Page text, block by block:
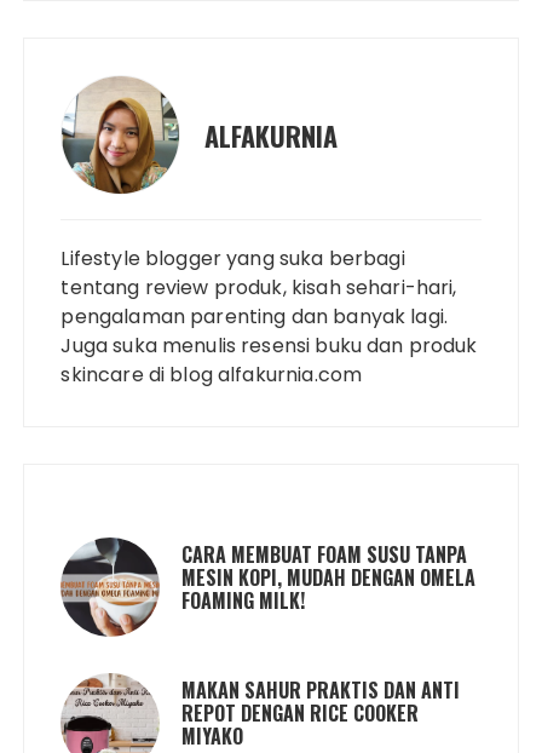
ALFAKURNIA
Lifestyle blogger yang suka berbagi
tentang review produk, kisah sehari-hari,
pengalaman parenting dan banyak lagi.
Juga suka menulis resensi buku dan produk
skincare di blog alfakurnia.com
CARA MEMBUAT FOAM SUSU TANPA
MESIN KOPI, MUDAH DENGAN OMELA
FOAMING MILK!
MAKAN SAHUR PRAKTIS DAN ANTI
REPOT DENGAN RICE COOKER
MIYAKO